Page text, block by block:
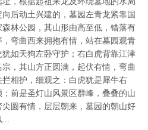
向后动土兴建的，墓园左青龙紧靠国
森林公园，其山形由高至低，错落有
，弯曲西来拥抱有情，站在墓园观青
犹如天狗左卧守护；右白虎背靠江津
宗，其山方正圆满，起伏有情，弯曲
拦相护，细观之：白虎犹是犀牛右
；前是圣灯山风景区群峰，叠叠的山
尖圆有情，层层朝来，墓园的朝山好